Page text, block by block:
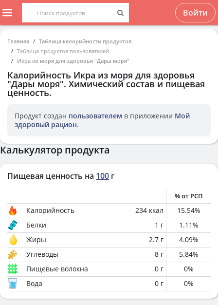
Войти
Главная
Таблица калорийности продуктов
Таблица продуктов пользователей
Икра из моря для здоровья "Дары моря"
Калорийность Икра из моря для здоровья
"Дары моря". Химический состав и пищевая
ценность.
Продукт создан пользователем в приложении Мой
здоровый рацион.
Калькулятор продукта
Пищевая ценность на 100 г
% от РСП
Калорийность 234 ккал 15.54%
Белки
1 г 1.11%
Жиры
2.7 г 4.09%
Углеводы
8 г 5.84%
Пищевые волокна
0 г 0%
Вода
0 г 0%